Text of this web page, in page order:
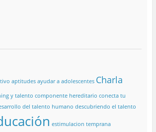
aptitudes ayudar a adolescentes Charla
y talento componente hereditario conecta tu
del talento humano descubriendo el talento
estimulacion temprana